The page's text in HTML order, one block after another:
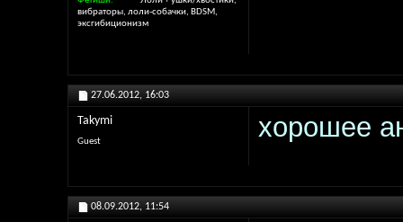
вибраторы, лоли-собачки, BDSM,
эксгибиционизм
27.06.2012, 16:03
Takymi
Guest хорошее
08.09.2012, 11:54